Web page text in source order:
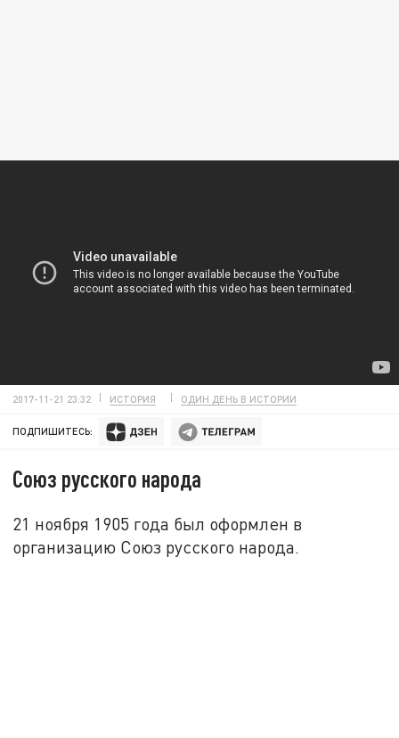
2017-11-21 23:32 ИСТОРИЯ ОДИН ДЕНЬ В ИСТОРИИ
ПОДПИШИТЕСЬ:
Союз русского народа
21 ноября 1905 года был оформлен в
организацию Союз русского народа.